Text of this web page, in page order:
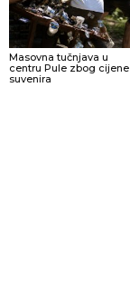
Masovna tučnjava u
centru Pule zbog cijene
suvenira